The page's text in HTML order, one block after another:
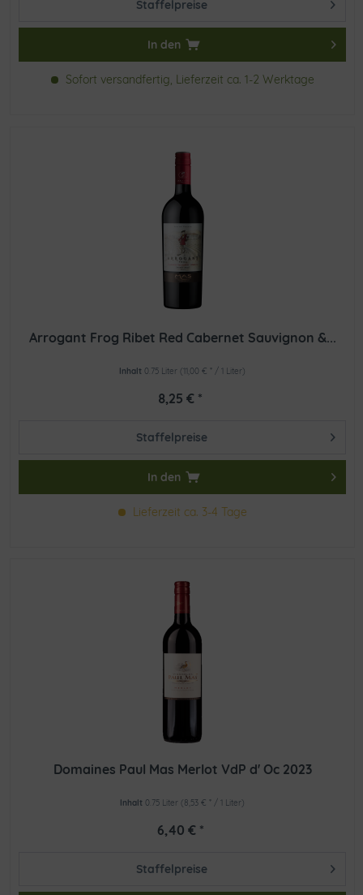
Staffelpreise
In den
Sofort versandfertig, Lieferzeit ca. 1-2 Werktage
Arrogant Frog Ribet Red Cabernet Sauvignon &...
Inhalt 0.75 Liter (11,00 € * / 1 Liter)
8,25 € *
Staffelpreise
In den
Lieferzeit ca. 3-4 Tage
Domaines Paul Mas Merlot VdP d' Oc 2023
Inhalt 0.75 Liter (8,53 € * / 1 Liter)
6,40 € *
Staffelpreise